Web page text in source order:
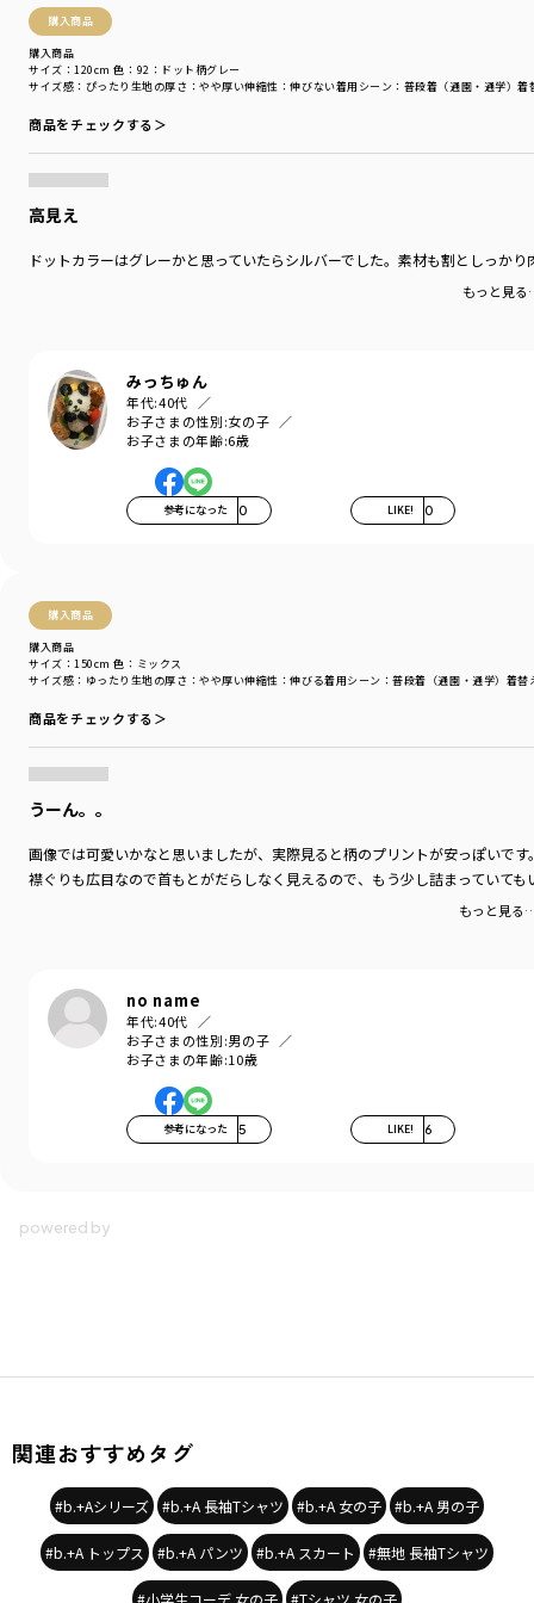
購入商品
購入商品
サイズ感 ：ぴったり 生地の厚さ ：やや厚い伸縮性 ：伸びない着用シーン ：普段着（通園・通学）着
サイズ：120cm 色：92：ドット柄グレー
商品をチェックする＞
高見え
ドットカラーはグレーかと思っていたらシルバーでした。素材も割としっか
もっと見
みっちゅん
年代:40代
お子さまの性別:女の子
お子さまの年齢:6歳
参考になった 0 LIKE! 0
購入商品
購入商品
サイズ感 ：ゆったり 生地の厚さ ：やや厚い伸縮性 ：伸びる着用シーン ：普段着（通園・通学） 着替
サイズ：150cm 色：ミックス
商品をチェックする＞
うーん。。
画像では可愛いかなと思いましたが、実際見ると柄のプリントが安っぽいです
襟ぐりも広目なので首もとがだらしなく見えるので、もう少し詰まっていても
もっと見る
no name
年代:40代
お子さまの性別:男の子
お子さまの年齢:10歳
参考になった 5 LIKE! 6
スタイリスト 金子綾
1979 年生まれ。
『VERY』や『Oggi』といったファッション誌をはじめ、YouTube、ブランド
のコラボレーション&ディレクション、など、活動の幅は多岐にわたる。
プライベートでは2人の女の子のママであり、次女の出産を機に出版した『妊
婦本。自分らしくいつもどおり』(光文社)など著書も多数。
着用イメージ/カラー：86:チェック
シーズン
アウトレット
カテゴリ
／トップス>
長袖Tシャツ・7分袖Tシャツ
カラー
／グレー
性別タイプ
／GIRL
12-5505-151
関連おすすめタグ
#b.+Aシリーズ #b.+A 長袖Tシャツ #b.+A 女の子 #b.+A 男の子
#b.+A トップス #b.+A パンツ #b.+A スカート #無地 長袖Tシャツ
#小学生コーデ 女の子 #Tシャツ 女の子